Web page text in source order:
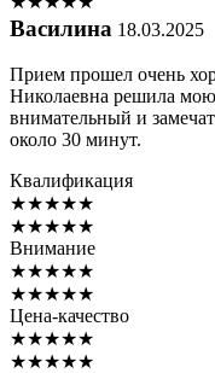
Василина 18.03.2025
Прием прошел очень
Николаевна решила
внимательный и
около 30 минут.
Квалификация
★★★★★
★★★★★
Внимание
★★★★★
★★★★★
Цена-качество
★★★★★
★★★★★